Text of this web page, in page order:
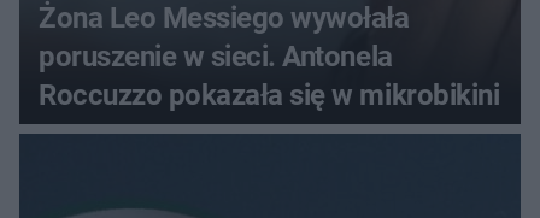
Żona Leo Messiego wywołała
poruszenie w sieci. Antonela
Roccuzzo pokazała się w mikrobikini